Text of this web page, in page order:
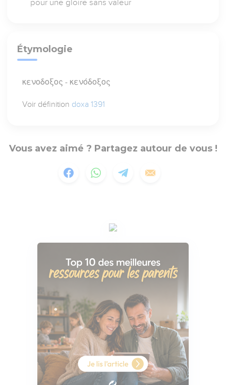
pour une gloire sans valeur
Étymologie
κενοδοξος - κενόδοξος
Voir définition doxa 1391
Vous avez aimé ? Partagez autour de vous !